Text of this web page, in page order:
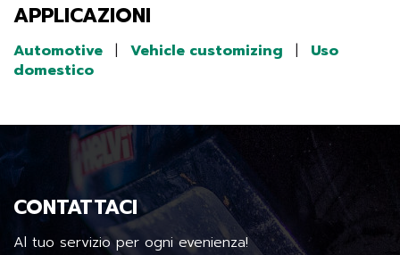
APPLICAZIONI
Automotive | Vehicle customizing |
Uso
domestico
CONTATTACI
Al tuo servizio per ogni evenienza!